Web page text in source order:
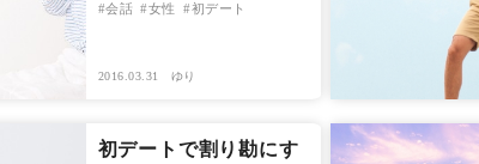
会話 女性 初デート
2016.03.31 ゆり
初デートで割り勘にす